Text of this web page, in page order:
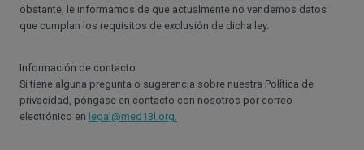
obstante, le informamos de que actualmente no vendemos datos
que cumplan los requisitos de exclusión de dicha ley.
Información de contacto
Si tiene alguna pregunta o sugerencia sobre nuestra Política de
privacidad, póngase en contacto con nosotros por correo
electrónico en legal@med13l.org.